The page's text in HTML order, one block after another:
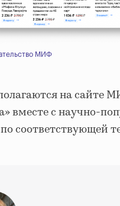
МИФ
на сайте
вместе с научно-
соответствующей